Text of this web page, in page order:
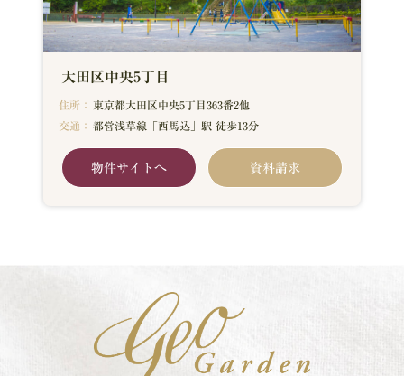
大田区中央5丁目
住所：
東京都大田区中央5丁目363番2他
交通：
都営浅草線「西馬込」駅 徒歩13分
物件サイトへ 資料請求